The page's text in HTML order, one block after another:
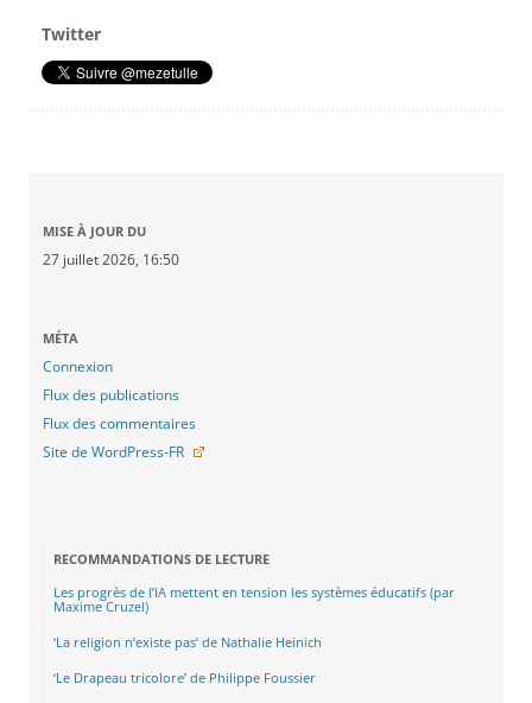
Twitter
MISE À JOUR DU
27 juillet 2026, 16:50
MÉTA
Connexion
Flux des publications
Flux des commentaires
Site de WordPress-FR
RECOMMANDATIONS DE LECTURE
Les progrès de l’IA mettent en tension les systèmes éducatifs (par
Maxime Cruzel)
‘La religion n’existe pas’ de Nathalie Heinich
‘Le Drapeau tricolore’ de Philippe Foussier